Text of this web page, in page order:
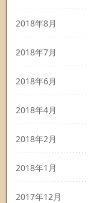
2018年8月
2018年7月
2018年6月
2018年4月
2018年2月
2018年1月
2017年12月